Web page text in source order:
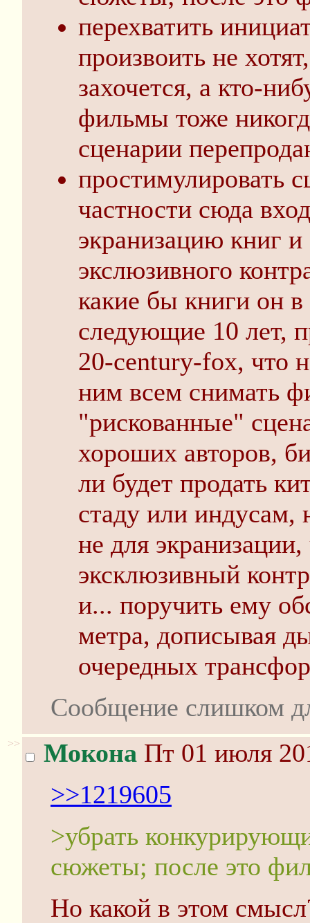
перехватить
произвоить не
захочется, а кто-
фильмы тоже
сценарии
простимулировать
частности сюда
экранизацию книг и
экслюзивного
какие бы книги он
следующие 10 лет,
20-century-fox, что
ним всем снимать
"рискованные"
хороших авторов,
ли будет продать
стаду или индусам,
не для
эксклюзивный
и... поручить ему
метра, дописывая
очередных
Сообщение слишком
>> Мокона Пт 01 июля
>>1219605
>убрать
сюжеты; после это
Но какой в этом